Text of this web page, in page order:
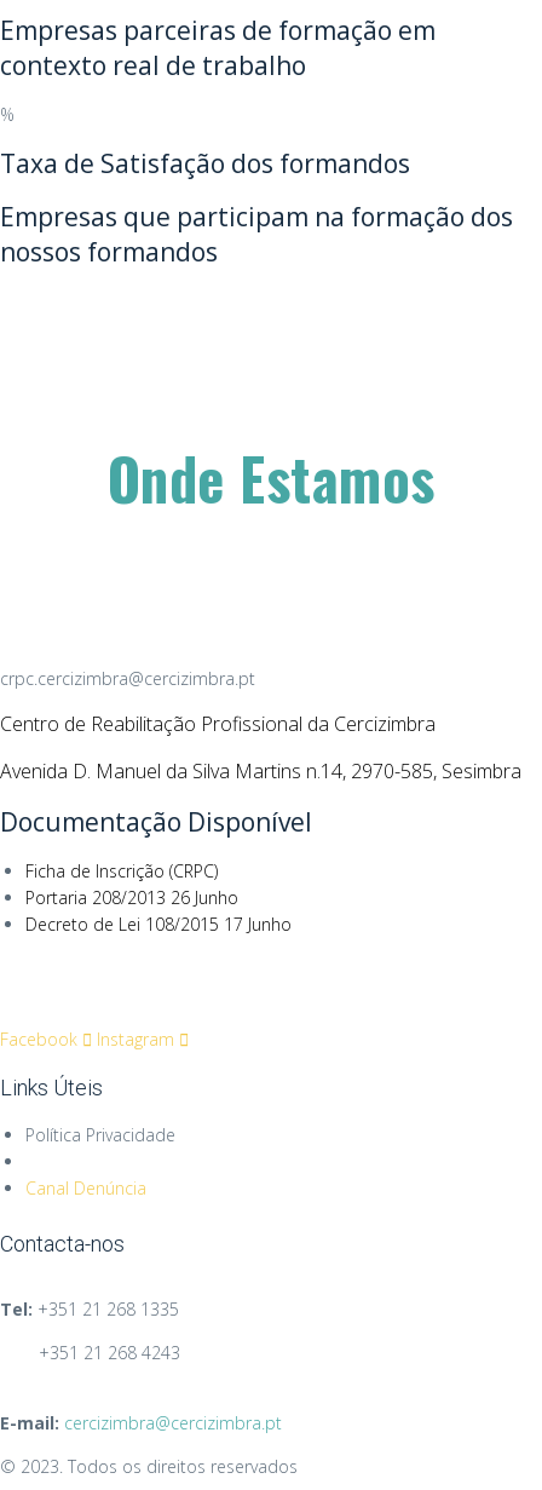
Empresas parceiras de formação em
contexto real de trabalho
%
Taxa de Satisfação dos formandos
Empresas que participam na formação dos
nossos formandos
Onde Estamos
crpc.cercizimbra@cercizimbra.pt
Centro de Reabilitação Profissional da Cercizimbra
Avenida D. Manuel da Silva Martins n.14, 2970-585, Sesimbra
Documentação Disponível
Ficha de Inscrição (CRPC)
Portaria 208/2013 26 Junho
Decreto de Lei 108/2015 17 Junho
Facebook Instagram
Links Úteis
Política Privacidade
Canal Denúncia
Contacta-nos
Tel: +351 21 268 1335
+351 21 268 4243
E-mail: cercizimbra@cercizimbra.pt
© 2023. Todos os direitos reservados